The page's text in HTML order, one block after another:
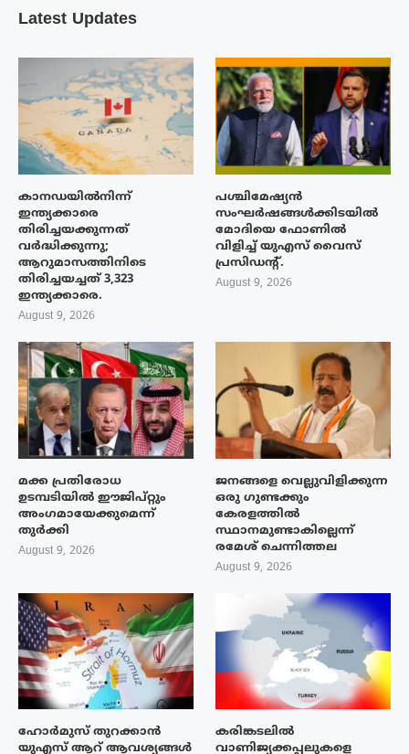
Latest Updates
കാനഡയിൽനിന്ന്
ഇന്ത്യക്കാരെ
തിരിച്ചയക്കുന്നത്
വർദ്ധിക്കുന്നു;
ആറുമാസത്തിനിടെ
തിരിച്ചയച്ചത് 3,323
ഇന്ത്യക്കാരെ.
August 9, 2026
പശ്ചിമേഷ്യന്‍
സംഘര്‍ഷങ്ങള്‍ക്കിടയിൽ
മോദിയെ ഫോണില്‍
വിളിച്ച് യുഎസ് വൈസ്
പ്രസിഡന്റ്.
August 9, 2026
മക്ക പ്രതിരോധ
ഉടമ്പടിയിൽ ഈജിപ്റ്റും
അംഗമായേക്കുമെന്ന്
തുർക്കി
August 9, 2026
ജനങ്ങളെ വെല്ലുവിളിക്കുന്ന
ഒരു ഗുണ്ടക്കും
കേരളത്തിൽ
സ്ഥാനമുണ്ടാകില്ലെന്ന്
രമേശ് ചെന്നിത്തല
August 9, 2026
ഹോർമുസ് തുറക്കാൻ
യുഎസ് ആറ് ആവശ്യങ്ങൾ
കരിങ്കടലിൽ
വാണിജ്യക്കപ്പലുകളെ